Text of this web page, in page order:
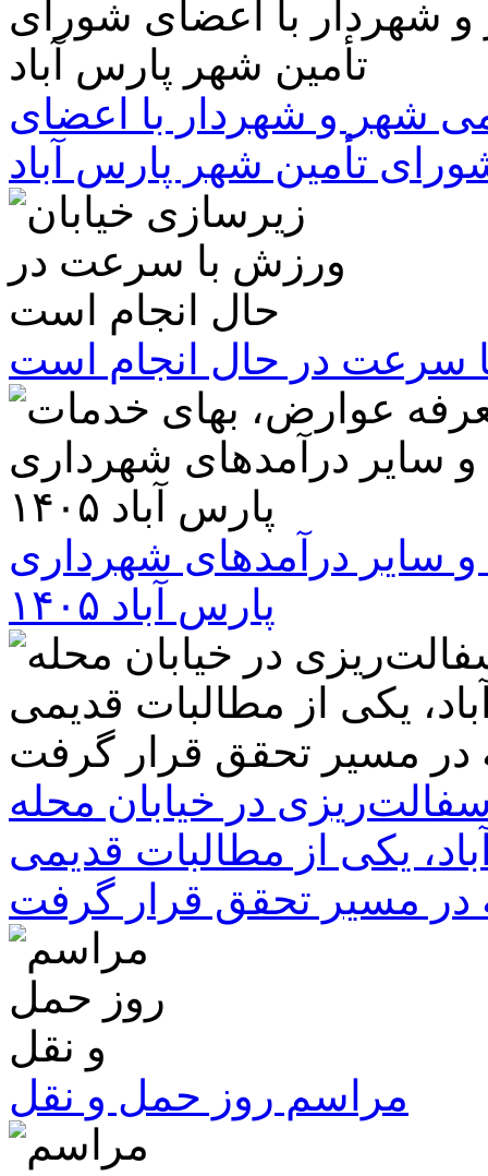
شهر و شهردار با اعضای
تأمین شهر پارس آباد
سرعت در حال انجام است
سایر درآمدهای شهرداری
پارس آباد ۱۴۰۵
در خیابان محله
یکی از مطالبات قدیمی
در مسیر تحقق قرار گرفت
مراسم روز حمل و نقل